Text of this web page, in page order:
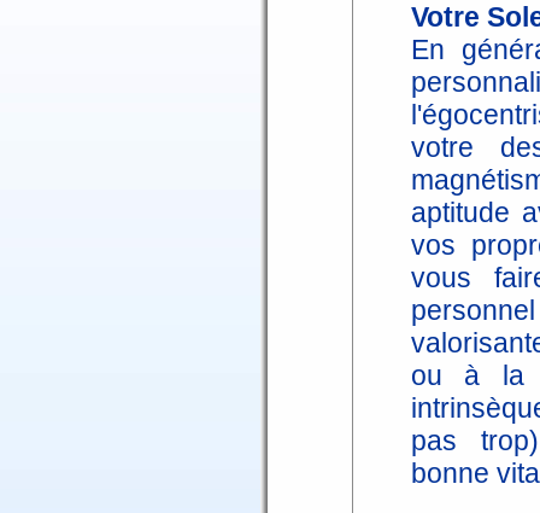
Votre
En
votre
aptitude
vos
vous
ou à la
pas
bonne